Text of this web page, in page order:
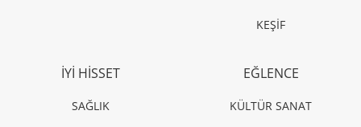
KEŞİF
İYİ HİSSET
SAĞLIK
EĞLENCE
KÜLTÜR SANAT